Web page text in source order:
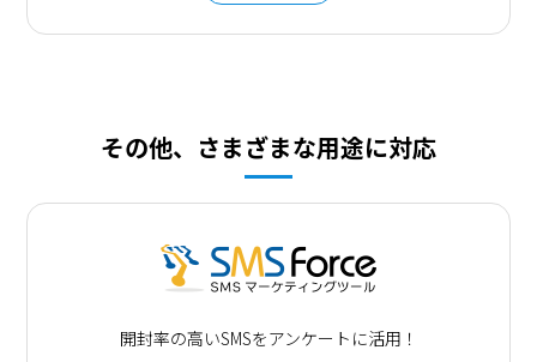
その他、さまざまな用途に対応
開封率の高いSMSをアンケートに活用！